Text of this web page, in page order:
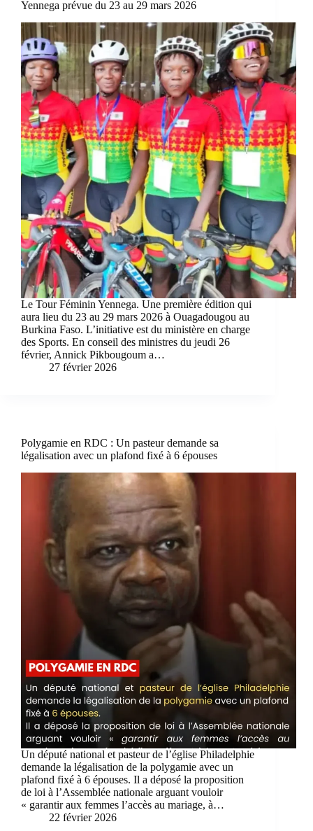
Yennega prévue du 23 au 29 mars 2026
Le Tour Féminin Yennega. Une première édition qui
aura lieu du 23 au 29 mars 2026 à Ouagadougou au
Burkina Faso. L’initiative est du ministère en charge
des Sports. En conseil des ministres du jeudi 26
février, Annick Pikbougoum a…
27 février 2026
Polygamie en RDC : Un pasteur demande sa
légalisation avec un plafond fixé à 6 épouses
Un député national et pasteur de l’église Philadelphie
demande la légalisation de la polygamie avec un
plafond fixé à 6 épouses. Il a déposé la proposition
de loi à l’Assemblée nationale arguant vouloir
« garantir aux femmes l’accès au mariage, à…
22 février 2026